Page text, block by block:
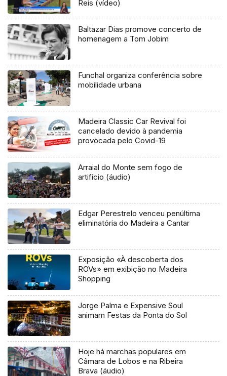
Reis (vídeo)
Baltazar Dias promove concerto de
homenagem a Tom Jobim
Funchal organiza conferência sobre
mobilidade urbana
Madeira Classic Car Revival foi
cancelado devido à pandemia
provocada pelo Covid-19
Arraial do Monte sem fogo de
artifício (áudio)
Edgar Perestrelo venceu penúltima
eliminatória do Madeira a Cantar
Exposição «À descoberta dos
ROVs» em exibição no Madeira
Shopping
Jorge Palma e Expensive Soul
animam Festas da Ponta do Sol
Hoje há marchas populares em
Câmara de Lobos e na Ribeira
Brava (áudio)